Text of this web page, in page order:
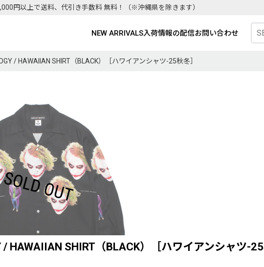
円以上で送料、代引き手数料 無料！ （※沖縄県を除きます）
NEW ARRIVALS入荷情報の配信お問い合わせ
/ HAWAIIAN SHIRT（BLACK）［ハワイアンシャツ-25秋冬］
/ HAWAIIAN SHIRT（BLACK）［ハワイアンシャツ-25